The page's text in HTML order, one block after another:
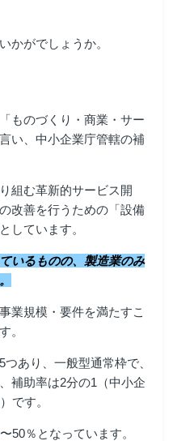
かがでしょうか。
ものづくり・商業・サー
い、中小企業庁管轄の補
組む革新的サービス開
改善を行うための「設備
しています。
いるものの、製造業のみ
業規模・要件を満たすこ
。
あり、一般型通常枠で、
補助率は2分の1（中小企
です。
50％となっています。